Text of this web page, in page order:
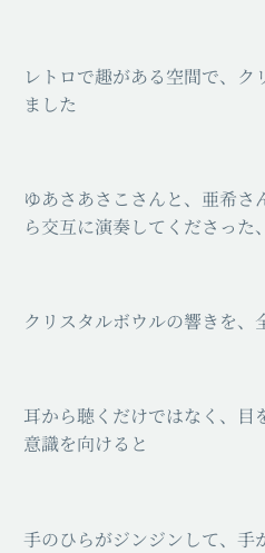
レトロで趣がある空間で、ク
ました
ゆあさあさこさんと、亜希さ
ら交互に演奏してくださった
クリスタルボウルの響きを、
耳から聴くだけではなく、目
意識を向けると
手のひらがジンジンして、手